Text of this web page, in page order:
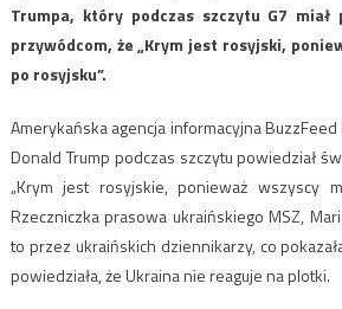
Trumpa, który podczas szczytu G7 miał
przywódcom, że „Krym jest rosyjski,
po rosyjsku”.
Amerykańska agencja informacyjna
Donald Trump podczas szczytu powiedział
„Krym jest rosyjskie, ponieważ wszyscy
Rzeczniczka prasowa ukraińskiego MSZ,
to przez ukraińskich dziennikarzy, co
powiedziała, że Ukraina nie reaguje na plotki.